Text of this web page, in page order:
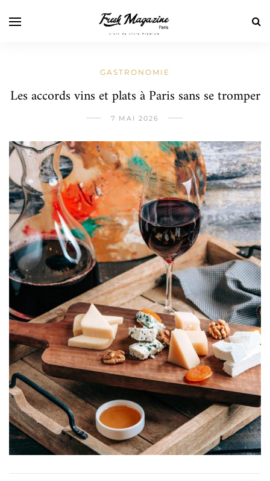
GASTRONOMIE
Les accords vins et plats à Paris sans se tromper
7 MAI 2026